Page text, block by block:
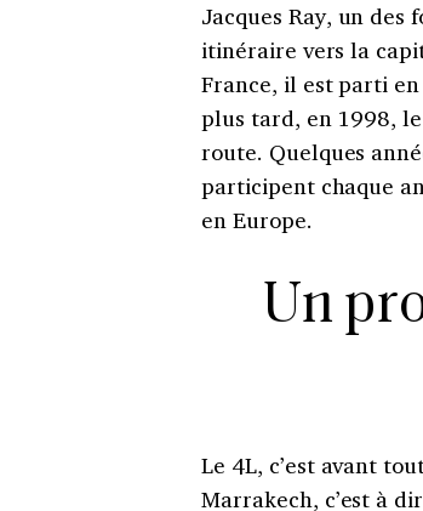
Jacques Ray, un
itinéraire vers la
France, il est parti
plus tard, en 1998,
route. Quelques
participent chaque
en Europe.
Un
Le 4L, c’est avant
Marrakech, c’est à